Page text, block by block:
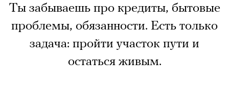
Ты забываешь про кредиты, бытовые
проблемы, обязанности. Есть только
задача: пройти участок пути и
остаться живым.